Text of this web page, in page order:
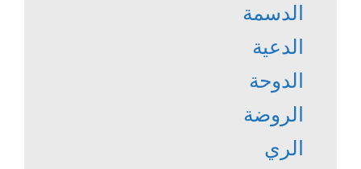
الدسمة
الدعية
الدوحة
الروضة
الري